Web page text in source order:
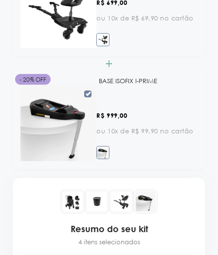
R$ 699,00
ou 10x de R$ 69,90 no cartão
+
BASE ISOFIX I-PRIME
R$ 999,00
ou 10x de R$ 99,90 no cartão
- 20% OFF
Resumo do seu kit
4 itens selecionados